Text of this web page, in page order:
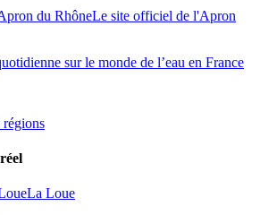
du RhôneLe site officiel de l'Apron
sur le monde de l’eau en France
régions
La Loue